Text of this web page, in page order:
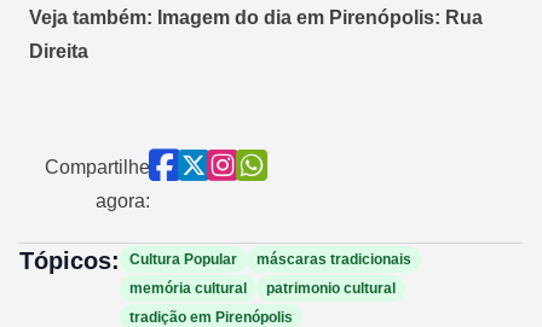
Veja também: Imagem do dia em Pirenópolis: Rua
Direita
Compartilhe
agora:
Tópicos: Cultura Popular
máscaras tradicionais
memória cultural
patrimonio cultural
tradição em Pirenópolis